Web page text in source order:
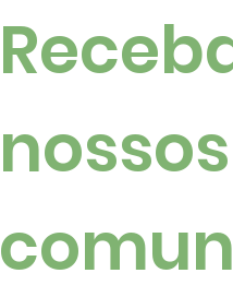
Luzes,
marcaram a
Santo Natal
nossos